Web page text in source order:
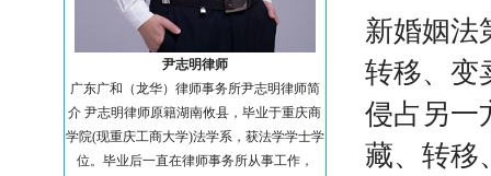
尹志明律师
广东广和（龙华）律师事务所尹志明律师简
介 尹志明律师原籍湖南攸县，毕业于重庆商
学院(现重庆工商大学)法学系，获法学学士学
位。毕业后一直在律师事务所从事工作，
新婚姻法
转移、变
侵占另一
藏、转移